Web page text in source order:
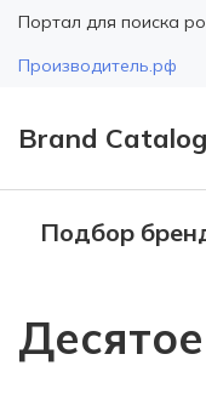
Портал для поиска
Производитель.рф
Brand Catalog
Подбор